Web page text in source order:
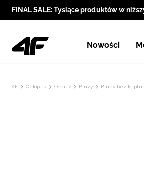
FINAL SALE: Tysiące produktów w
Nowości
4F Chłopak Odzież Bluzy Bluzy bez